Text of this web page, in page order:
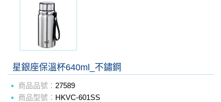
星銀座保溫杯640ml_不鏽鋼
商品品號： 27589
商品型號： HKVC-601SS